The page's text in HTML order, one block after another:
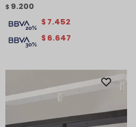
$ 9.200
$ 6.647
$ 7.452